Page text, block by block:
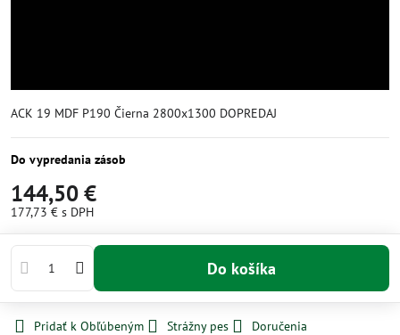
ACK 19 MDF P190 Čierna 2800x1300 DOPREDAJ
Do vypredania zásob
144,50 €
177,73 € s DPH
Do košíka
Pridať k Obľúbeným Strážny pes
Doručenia